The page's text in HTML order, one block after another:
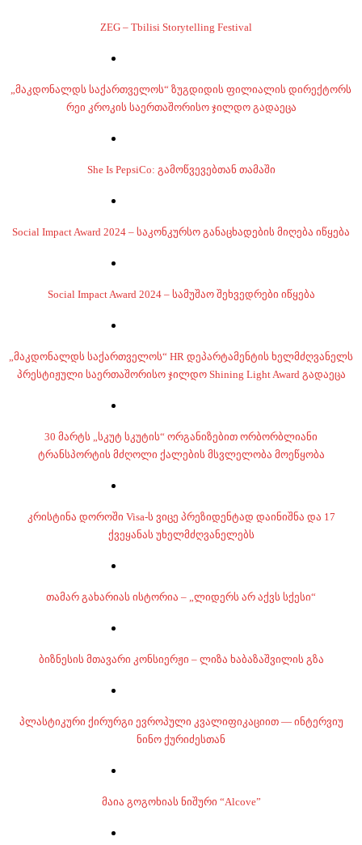
ZEG – Tbilisi Storytelling Festival
„მაკდონალდს საქართველოს“ ზუგდიდის ფილიალის დირექტორს
რეი კროკის საერთაშორისო ჯილდო გადაეცა
She Is PepsiCo: გამოწვევებთან თამაში
Social Impact Award 2024 – საკონკურსო განაცხადების მიღება იწყება
Social Impact Award 2024 – სამუშაო შეხვედრები იწყება
„მაკდონალდს საქართველოს“ HR დეპარტამენტის ხელმძღვანელს
პრესტიჟული საერთაშორისო ჯილდო Shining Light Award გადაეცა
30 მარტს „სკუტ სკუტის“ ორგანიზებით ორბორბლიანი
ტრანსპორტის მძღოლი ქალების მსვლელობა მოეწყობა
კრისტინა დოროში Visa-ს ვიცე პრეზიდენტად დაინიშნა და 17
ქვეყანას უხელმძღვანელებს
თამარ გახარიას ისტორია – „ლიდერს არ აქვს სქესი“
ბიზნესის მთავარი კონსიერჟი – ლიზა ხაბაზაშვილის გზა
პლასტიკური ქირურგი ევროპული კვალიფიკაციით — ინტერვიუ
ნინო ქურიძესთან
მაია გოგოხიას ნიშური “Alcove”